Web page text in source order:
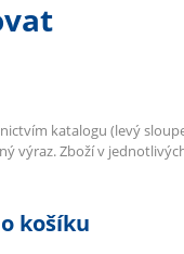
katalogu (levý
výraz. Zboží v
košíku